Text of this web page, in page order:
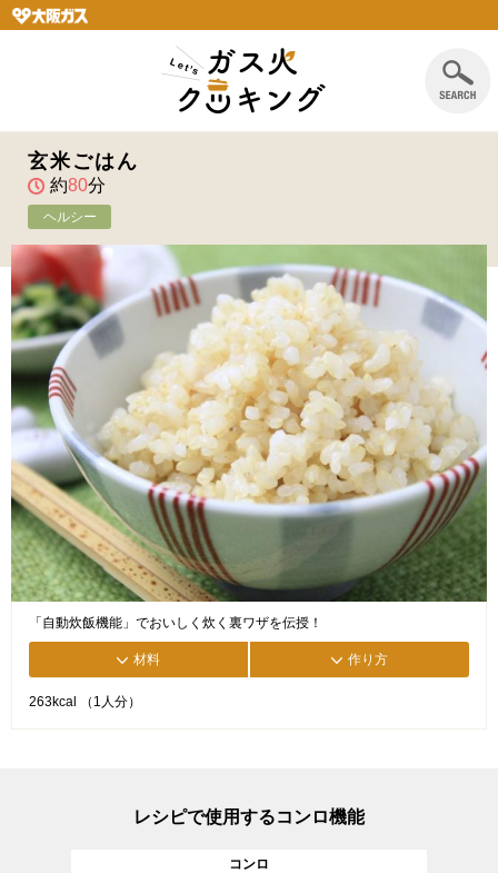
玄米ごはん
約80分
ヘルシー
「自動炊飯機能」でおいしく炊く裏ワザを伝授！
材料 作り方
263kcal （1人分）
レシピで使用するコンロ機能
コンロ